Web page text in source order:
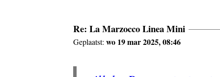
Re: La Marzocco Linea Mini
Geplaatst:wo 19 mar 2025, 08:46